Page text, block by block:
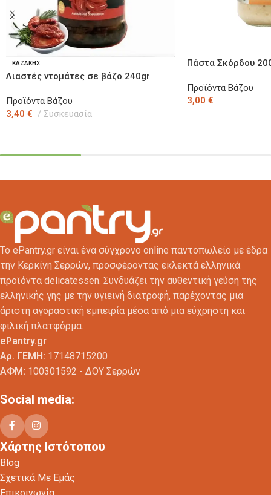
ΚΑΖΑΚΗΣ
Λιαστές ντομάτες σε βάζο 240gr
Προϊόντα Βάζου
3,40 € Συσκευασία
Πάστα Σκόρδου
Προϊόντα Βάζου
3,00 €
Το ePantry.gr είναι ένα σύγχρονο online παντοπωλείο με έδρα
την Κερκίνη Σερρών, προσφέροντας εκλεκτά ελληνικά
προϊόντα delicatessen. Συνδυάζει την αυθεντική γεύση της
ελληνικής γης με την υγιεινή διατροφή, παρέχοντας μια
άριστη αγοραστική εμπειρία μέσα από μια εύχρηστη και
φιλική πλατφόρμα.
ePantry.gr
Αρ. ΓΕΜΗ: 17148715200
ΑΦΜ: 100301592 - ΔΟΥ Σερρών
Social media:
Χάρτης Ιστότοπου
Blog
Σχετικά Με Εμάς
Επικοινωνία